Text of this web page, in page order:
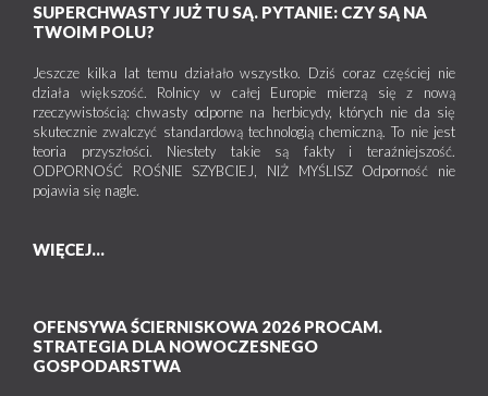
SUPERCHWASTY JUŻ TU SĄ. PYTANIE: CZY SĄ NA
TWOIM POLU?
Jeszcze kilka lat temu działało wszystko. Dziś coraz częściej nie
działa większość. Rolnicy w całej Europie mierzą się z nową
rzeczywistością: chwasty odporne na herbicydy, których nie da się
skutecznie zwalczyć standardową technologią chemiczną. To nie jest
teoria przyszłości. Niestety takie są fakty i teraźniejszość.
ODPORNOŚĆ ROŚNIE SZYBCIEJ, NIŻ MYŚLISZ Odporność nie
pojawia się nagle.
WIĘCEJ...
OFENSYWA ŚCIERNISKOWA 2026 PROCAM.
STRATEGIA DLA NOWOCZESNEGO
GOSPODARSTWA